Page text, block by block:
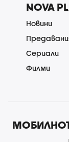
NOVA
Новини
Сериали
Филми